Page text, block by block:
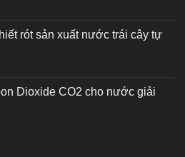
rót sản xuất nước trái cây tự
Dioxide CO2 cho nước giải